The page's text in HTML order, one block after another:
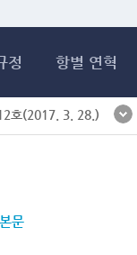
정 항별 연혁
호(2017. 3. 28.)
본문